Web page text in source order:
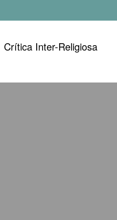
Crítica Inter-Religiosa